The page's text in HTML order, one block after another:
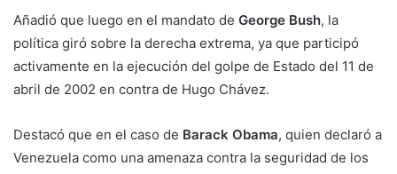
Añadió que luego en el mandato de George Bush, la
política giró sobre la derecha extrema, ya que participó
activamente en la ejecución del golpe de Estado del 11 de
abril de 2002 en contra de Hugo Chávez.
Destacó que en el caso de Barack Obama, quien declaró a
Venezuela como una amenaza contra la seguridad de los